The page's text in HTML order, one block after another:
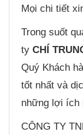
Mọi chi tiết
Trong suốt
ty CHÍ
Quý Khách
tốt nhất và
những lợi ích
CÔNG TY